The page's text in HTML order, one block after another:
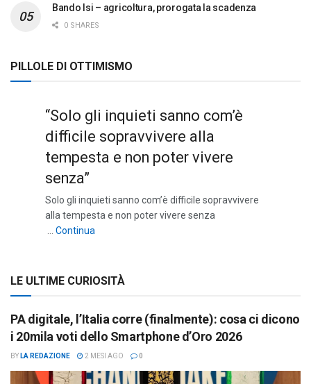
Bando Isi – agricoltura, prorogata la scadenza
0 SHARES
PILLOLE DI OTTIMISMO
“Solo gli inquieti sanno com’è
difficile sopravvivere alla
tempesta e non poter vivere
senza”
Solo gli inquieti sanno com’è difficile sopravvivere
alla tempesta e non poter vivere senza
… Continua
LE ULTIME CURIOSITÀ
PA digitale, l’Italia corre (finalmente): cosa ci dicono
i 20mila voti dello Smartphone d’Oro 2026
BY LA REDAZIONE 2 MESI AGO 0